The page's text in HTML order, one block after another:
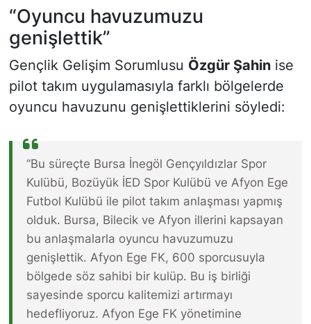
“Oyuncu havuzumuzu
genişlettik”
Gençlik Gelişim Sorumlusu Özgür Şahinise
pilot takım uygulamasıyla farklı bölgelerde
oyuncu havuzunu genişlettiklerini söyledi:
“Bu süreçte Bursa İnegöl Gençyıldızlar Spor
Kulübü, Bozüyük İED Spor Kulübü ve Afyon Ege
Futbol Kulübü ile pilot takım anlaşması yapmış
olduk. Bursa, Bilecik ve Afyon illerini kapsayan
bu anlaşmalarla oyuncu havuzumuzu
genişlettik. Afyon Ege FK, 600 sporcusuyla
bölgede söz sahibi bir kulüp. Bu iş birliği
sayesinde sporcu kalitemizi artırmayı
hedefliyoruz. Afyon Ege FK yönetimine